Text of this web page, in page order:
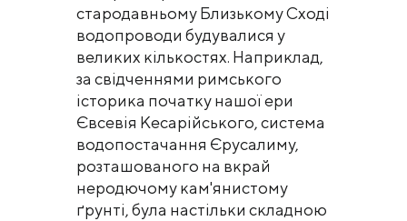
стародавньому Близькому Сході
водопроводи будувалися у
великих кількостях. Наприклад,
за свідченнями римського
історика початку нашої ери
Євсевія Кесарійського, система
водопостачання Єрусалиму,
розташованого на вкрай
неродючому кам'янистому
ґрунті, була настільки складною